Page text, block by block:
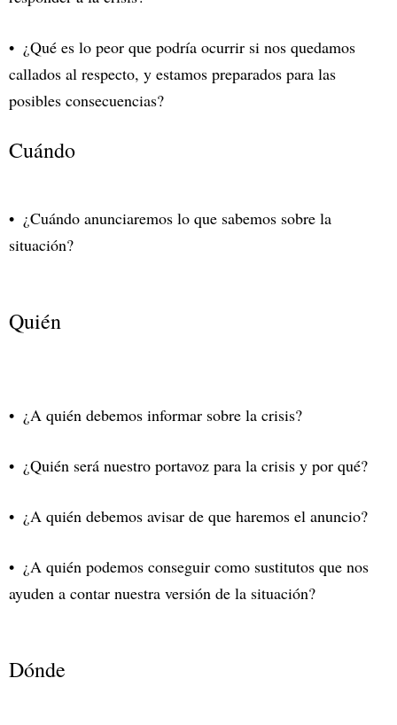
¿Qué es lo peor que podría ocurrir si nos quedamos
callados al respecto, y estamos preparados para las
posibles consecuencias?
Cuándo
¿Cuándo anunciaremos lo que sabemos sobre la
situación?
Quién
¿A quién debemos informar sobre la crisis?
¿Quién será nuestro portavoz para la crisis y por qué?
¿A quién debemos avisar de que haremos el anuncio?
¿A quién podemos conseguir como sustitutos que nos
ayuden a contar nuestra versión de la situación?
Dónde